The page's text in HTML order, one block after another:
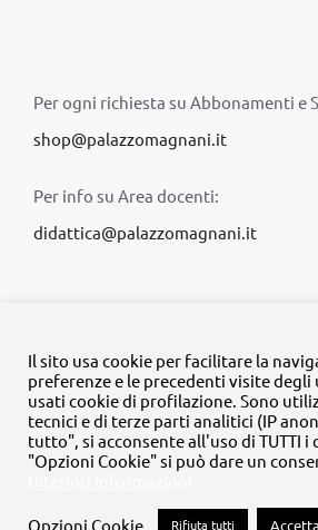
Per ogni richiesta su Abbonamenti e
shop@palazzomagnani.it
Per info su Area docenti:
didattica@palazzomagnani.it
© Copyright 2020 -2026 | Tutti i diritti
progetto dellaFondazione
FacebookInstagram
Il sito usa cookie per facilitare la
preferenze e le precedenti visite degli
usati cookie di profilazione. Sono
tecnici e di terze parti analitici (IP
tutto", si acconsente all'uso di TUTTI i
"Opzioni Cookie" si può dare un
Opzioni Cookie Rifiuta tutti